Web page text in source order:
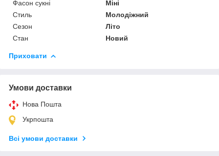
Фасон сукні
Міні
Стиль
Молодіжний
Сезон
Літо
Стан
Новий
Приховати
Умови доставки
Нова Пошта
Укрпошта
Всі умови доставки